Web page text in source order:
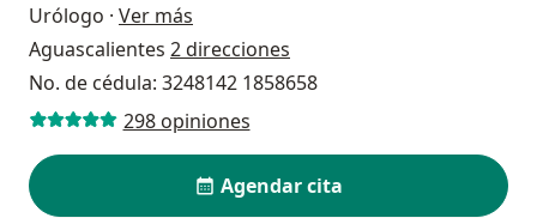
Urólogo · Ver más
Aguascalientes 2 direcciones
No. de cédula: 3248142 1858658
298 opiniones
Agendar cita